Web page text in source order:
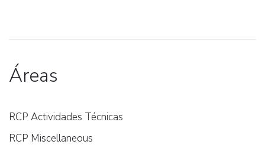
Áreas
RCP Actividades Técnicas
RCP Miscellaneous